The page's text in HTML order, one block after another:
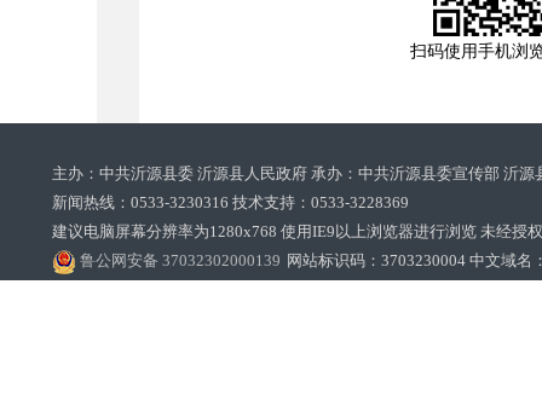
扫码使用手机浏
主办：中共沂源县委 沂源县人民政府 承办：中共沂源县委宣传部 沂
新闻热线：0533-3230316 技术支持：0533-3228369‌‌
建议电脑屏幕分辨率为1280x768 使用IE9以上浏览器进行浏览 未经授
鲁公网安备 37032302000139 网站标识码：3703230004 中文域名